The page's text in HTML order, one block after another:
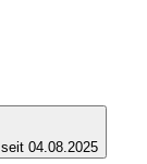
04.08.2025